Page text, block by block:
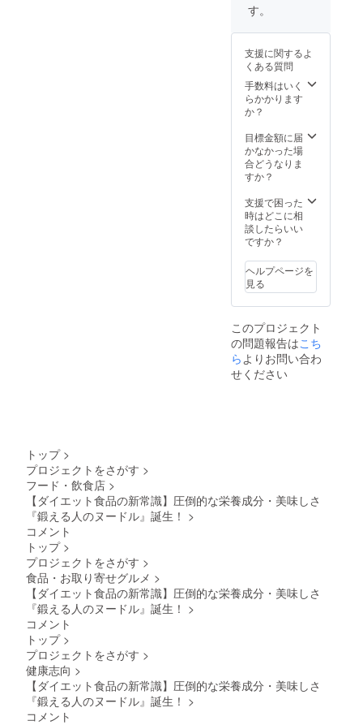
だき、
上がり
いただ
けると
嬉しく
思いま
広い場
面でご
自由に
ご活用
けます
と幸い
です。
保存方
射日光
を避け
て常温
保存 賞
限：
2025年
1月
す。
支援に関するよ
くある質問
手数料はいく
らかかります
か？
目標金額に届
かなかった場
合どうなりま
すか？
支援で困った
時はどこに相
談したらいい
ですか？
ヘルプページを
見る
このプロジェクト
の問題報告はこち
ら よりお問い合わ
せください
トップ >
プロジェクトをさがす >
フード・飲食店 >
【ダイエット食品の新常識】圧倒的な栄養成分・美味しさ
『鍛える人のヌードル』誕生！ >
コメント
トップ >
プロジェクトをさがす >
食品・お取り寄せグルメ >
【ダイエット食品の新常識】圧倒的な栄養成分・美味しさ
『鍛える人のヌードル』誕生！ >
コメント
トップ >
プロジェクトをさがす >
健康志向 >
【ダイエット食品の新常識】圧倒的な栄養成分・美味しさ
『鍛える人のヌードル』誕生！ >
コメント